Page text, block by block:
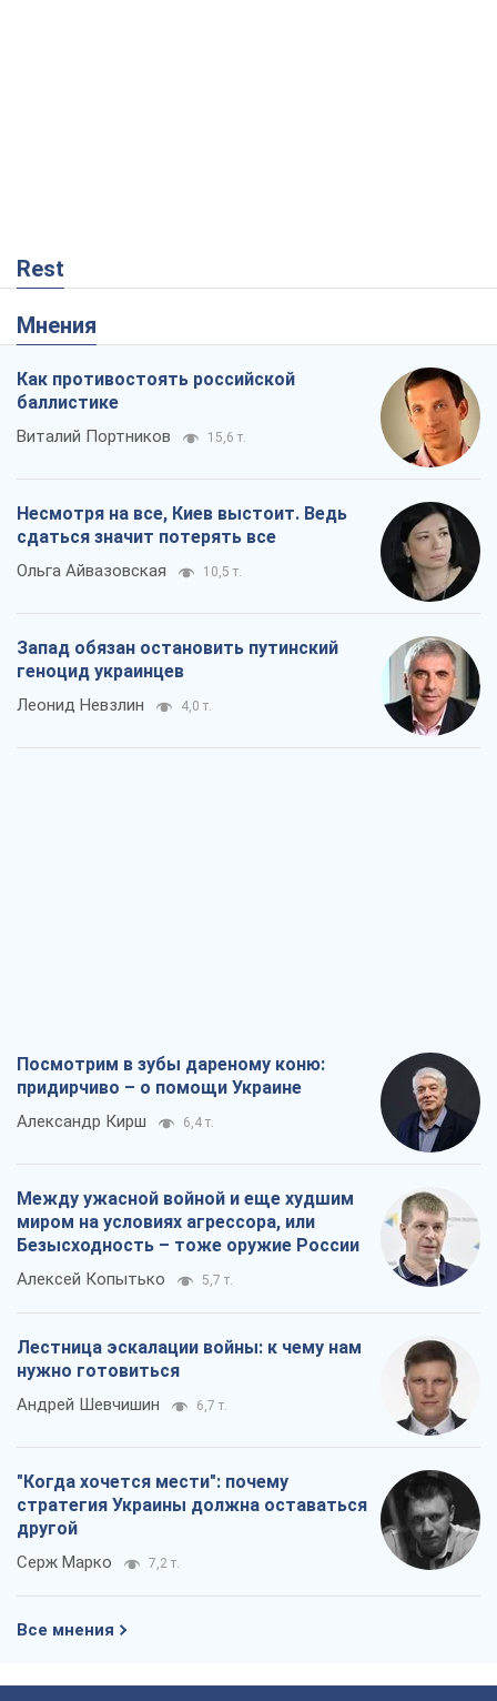
Rest
Мнения
Как противостоять российской
баллистике
Виталий Портников 15,6 т.
Несмотря на все, Киев выстоит. Ведь
сдаться значит потерять все
Ольга Айвазовская 10,5 т.
Запад обязан остановить путинский
геноцид украинцев
Леонид Невзлин 4,0 т.
Посмотрим в зубы дареному коню:
придирчиво – о помощи Украине
Александр Кирш 6,4 т.
Между ужасной войной и еще худшим
миром на условиях агрессора, или
Безысходность – тоже оружие России
Алексей Копытько 5,7 т.
Лестница эскалации войны: к чему нам
нужно готовиться
Андрей Шевчишин 6,7 т.
"Когда хочется мести": почему
стратегия Украины должна оставаться
другой
Серж Марко 7,2 т.
Все мнения